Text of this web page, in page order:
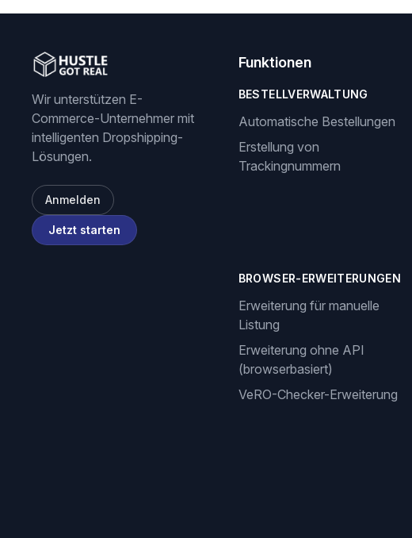
Wir unterstützen E-
Commerce-Unternehmer mit
intelligenten Dropshipping-
Lösungen.
Anmelden
Jetzt starten
Funktionen
BESTELLVERWALTUNG
Automatische Bestellungen
Erstellung von
Trackingnummern
BROWSER-ERWEITERUNGEN
Erweiterung für manuelle
Listung
Erweiterung ohne API
(browserbasiert)
VeRO-Checker-Erweiterung